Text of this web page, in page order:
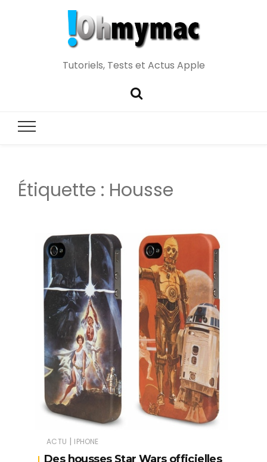
Tutoriels, Tests et Actus Apple
Étiquette : Housse
ACTU | IPHONE
Des housses Star Wars officielles